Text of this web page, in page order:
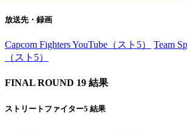
放送先・録画
Capcom Fighters YouTube（スト5）
Team
（スト5）
FINAL ROUND 19 結果
ストリートファイター5 結果